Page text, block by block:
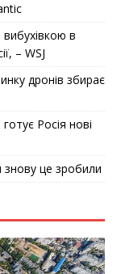
в
– WSJ
дронів збирає
Росія нові
знову це зробили